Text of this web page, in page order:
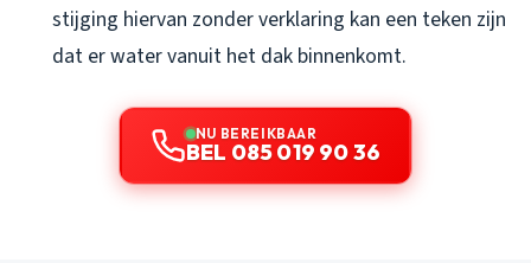
stijging hiervan zonder verklaring kan een teken zijn
dat er water vanuit het dak binnenkomt.
NU BEREIKBAAR
BEL 085 019 90 36